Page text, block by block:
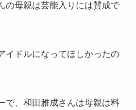
の母親は芸能入りには賛成で
イドルになってほしかったの
で、和田雅成さんは母親は料